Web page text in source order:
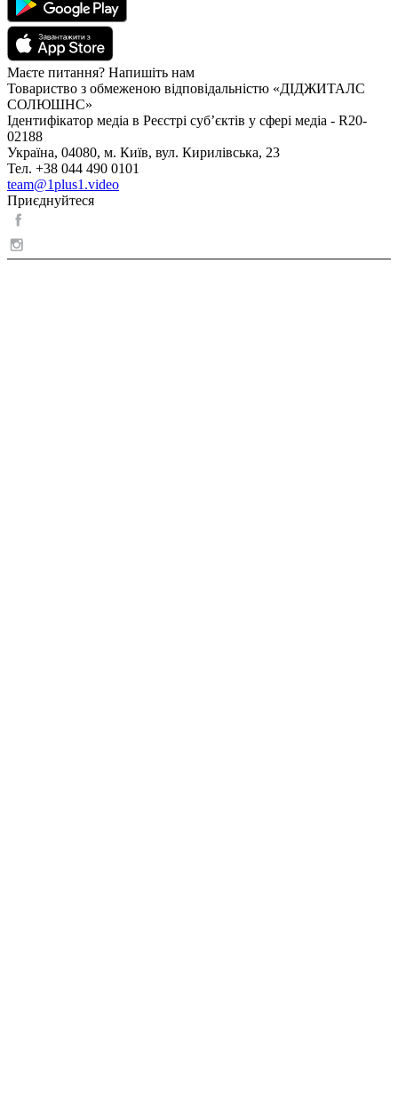
Маєте питання? Напишіть нам
Товариство з обмеженою відповідальністю «ДІДЖИТАЛС
СОЛЮШНС»
Ідентифікатор медіа в Реєстрі суб’єктів у сфері медіа - R20-
02188
Україна, 04080, м. Київ, вул. Кирилівська, 23
Тел. +38 044 490 0101
team@1plus1.video
Приєднуйтеся